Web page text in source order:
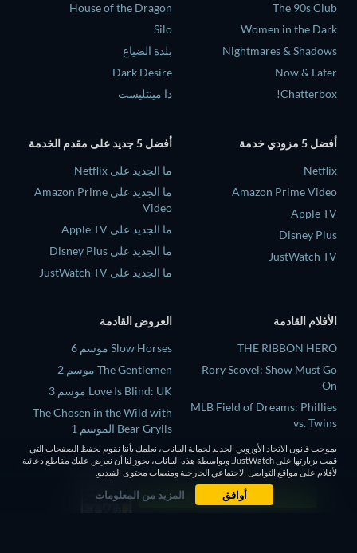
The 90s Club
Women in the Dark
Nightmares & Shadows
Now & Later
Chatterbox!
House of the Dragon
Silo
بلدة الضياع
Dark Desire
ذا مينتليست
أفضل 5 مزودي خدمة
Netflix
Amazon Prime Video
Apple TV
Disney Plus
JustWatch TV
أفضل 5 جديد على مقدم الخدمة
ما الجديد على Netflix
ما الجديد على Amazon Prime
Video
ما الجديد على Apple TV
ما الجديد على Disney Plus
ما الجديد على JustWatch TV
الأفلام القادمة
THE RIBBON HERO
Rory Scovel: Show Must Go
On
MLB Field of Dreams: Phillies
vs. Twins
Above and Below
This, That, and Everything in
Between
العروض القادمة
Slow Horses موسم 6
The Gentlemen موسم 2
Love Is Blind: UK موسم 3
The Chosen in the Wild with
Bear Grylls الموسم 1
Mourinho موسم 1
بموجب قانون الاتحاد الأوروبي الجديد لحماية البيانات، نعلمك بأننا نقوم بحفظ الصفحات التي
قمت بزيارتها على JustWatch. وبواسطة هذه البيانات، يجوز لنا أن نعرض عليك مقاطع دعائية
لأفلام على مواقع التواصل الاجتماعي الخارجية ومنصات محتوى الفيديو.
أوافق المزيد من المعلومات